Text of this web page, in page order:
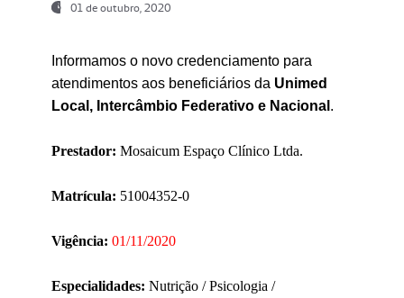
01 de outubro, 2020
Informamos o novo credenciamento para
atendimentos aos beneficiários da Unimed
Local, Intercâmbio Federativo e Nacional .
Prestador: Mosaicum Espaço Clínico Ltda.
Matrícula: 51004352-0
Vigência: 01/11/2020
Especialidades: Nutrição / Psicologia /